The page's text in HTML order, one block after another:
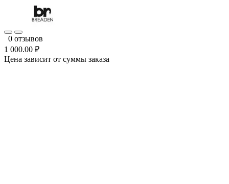
0 отзывов
1 000.00 ₽
Цена зависит от суммы заказа